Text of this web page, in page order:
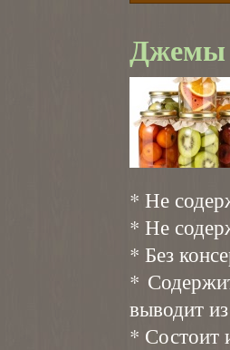
Джемы
* Не
* Не
* Без
*
выводит
* Состоит